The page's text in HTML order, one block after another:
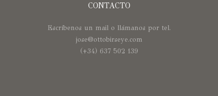
CONTACTO
Escríbenos un mail o llámanos por tel.
jose@ottobirseye.com
(+34) 637 502 139